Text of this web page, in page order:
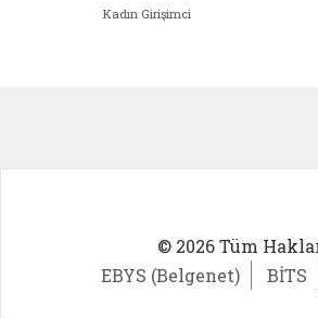
Kadın Girişimci
© 2026 Tüm
EBYS (Belgenet)
BİTS